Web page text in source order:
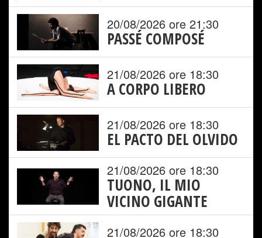
20/08/2026 ore 21:30
PASSÉ COMPOSÉ
21/08/2026 ore 18:30
A CORPO LIBERO
21/08/2026 ore 18:30
EL PACTO DEL OLVIDO
21/08/2026 ore 18:30
TUONO, IL MIO
VICINO GIGANTE
21/08/2026 ore 18:30